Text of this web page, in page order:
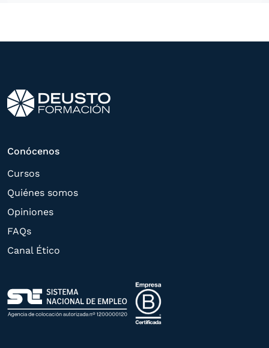
otros directamente relacionados con el
correspondiente. Compartiremos su
solicitud con las empresas que conforman
estas puedan hacerle llegar la mejor
oferta de productos y servicios de acuerdo
a su petición. Quedan reconocidos los
limitación, tal y como se explica en la
Política de Privacidad
Conócenos
Cursos
Quiénes somos
Opiniones
FAQs
Canal Ético